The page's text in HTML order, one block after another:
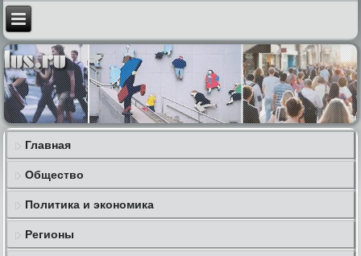
Главная
Общество
Политика и экономика
Регионы